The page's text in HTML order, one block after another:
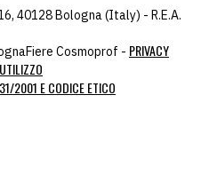
40128 Bologna (Italy) - R.E.A.
Cosmoprof - PRIVACY
2001 E CODICE ETICO